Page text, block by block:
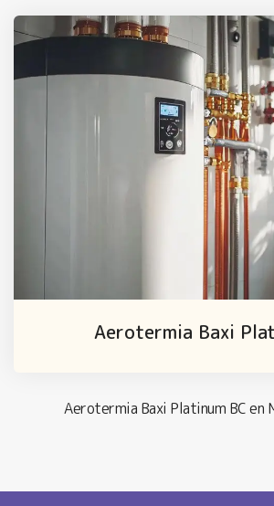
Aerotermia Baxi
Aerotermia Baxi Platinum BC en